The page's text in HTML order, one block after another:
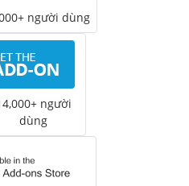
người dùng
người
dùng